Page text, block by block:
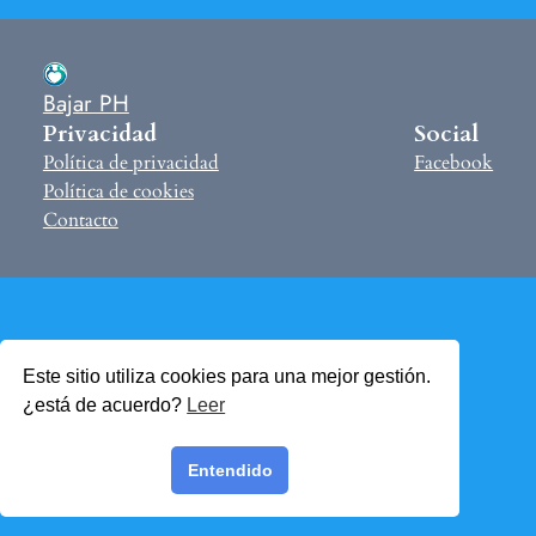
Bajar PH
Privacidad
Política de privacidad
Política de cookies
Contacto
Social
Facebook
Este sitio utiliza cookies para una mejor gestión.
¿está de acuerdo? Leer
Entendido